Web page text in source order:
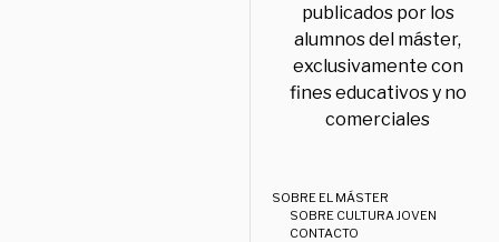
publicados por los
alumnos del máster,
exclusivamente con
fines educativos y no
comerciales
SOBRE EL MÁSTER
SOBRE CULTURA JOVEN
CONTACTO